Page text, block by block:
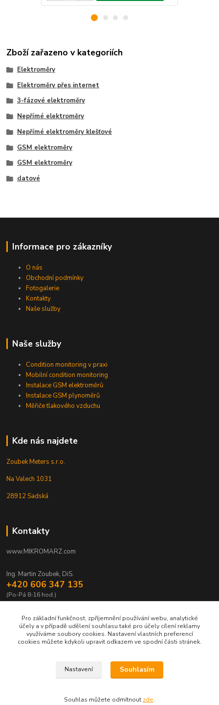
Zboží zařazeno v kategoriích
Elektroměry
Elektroměry přes internet
3-fázové elektroměry
Nepřímé elektroměry
Nepřímé elektroměry klešťové
GSM elektroměry
GSM elektroměry
datové
Informace pro zákazníky
O nás
Obchodní podmínky
Fotogalerie
Kontakty
Naše služby
Naše služby
Condition monitoring v praxi
Mobilní condition monitoring
Instalace GSM elektroměrů
Instalace GSM plynoměrů
Měřiče tlakového vzduchu
Kde nás najdete
Zoubek Meters s.r.o.
Na Valech 1031
28912 Sadská
Kontakty
www.MIKROMARZ.com
Ing. Martin Zoubek, DiS.
+420 606 347 135
(Po-Pá 8-16 hod.)
Upravit sběr cookies.
© Zoubek Meters s.r.o. © 2010 - 2026 ©
Pro základní funkčnost, zpříjemnění používání webu, analytické
účely a v případě udělení souhlasu také pro účely cílení reklamy
využíváme soubory cookies. Nastavení vlastních preferencí
cookies můžete kdykoli upravit odkazem ve spodní části stránek.
Nastavení Souhlasím
Souhlas můžete odmítnout zde.